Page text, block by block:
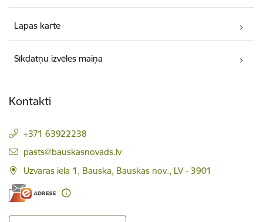
Lapas karte
Sīkdatņu izvēles maiņa
Kontakti
+371 63922238
E-pasts:
pasts@bauskasnovads.lv
Uzvaras iela 1, Bauska, Bauskas nov., LV - 3901